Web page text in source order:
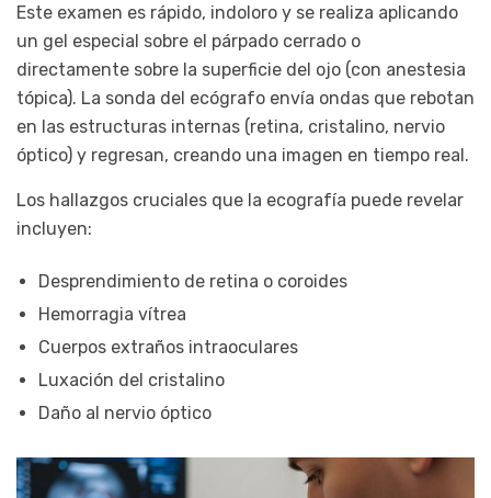
Este examen es rápido, indoloro y se realiza aplicando
un gel especial sobre el párpado cerrado o
directamente sobre la superficie del ojo (con anestesia
tópica). La sonda del ecógrafo envía ondas que rebotan
en las estructuras internas (retina, cristalino, nervio
óptico) y regresan, creando una imagen en tiempo real.
Los hallazgos cruciales que la ecografía puede revelar
incluyen:
Desprendimiento de retina o coroides
Hemorragia vítrea
Cuerpos extraños intraoculares
Luxación del cristalino
Daño al nervio óptico